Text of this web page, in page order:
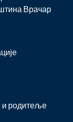
Врачар
и родитеље